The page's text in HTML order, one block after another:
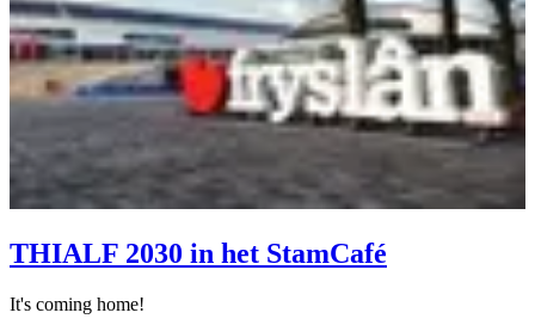
THIALF 2030 in het StamCafé
It's coming home!